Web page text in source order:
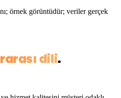
örnek görüntüdür; veriler gerçek
dili.